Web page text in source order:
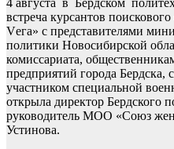
4 августа в Бердском
встреча курсантов
Vега» с представителями
политики Новосибирской
комиссариата,
предприятий города
участником специальной
открыла директор Бердского
руководитель МОО «Союз
Устинова.